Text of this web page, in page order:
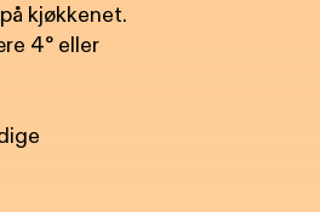
kjøkkenet.
4° eller